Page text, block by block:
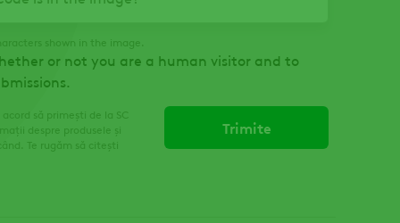
shown in the image.
or not you are a human visitor and to
să primești de la SC
despre produsele și
Te rugăm să citești